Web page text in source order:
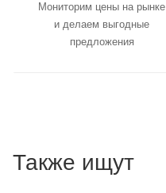
Мониторим цены на рынке
и делаем выгодные
предложения
Также ищут